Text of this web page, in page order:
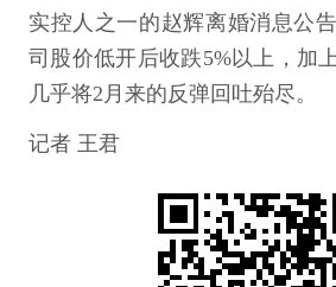
实控人之一的赵辉离婚消息公
司股价低开后收跌5%以上，加
几乎将2月来的反弹回吐殆尽。
记者 王君